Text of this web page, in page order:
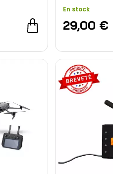
En stock
29,00 €